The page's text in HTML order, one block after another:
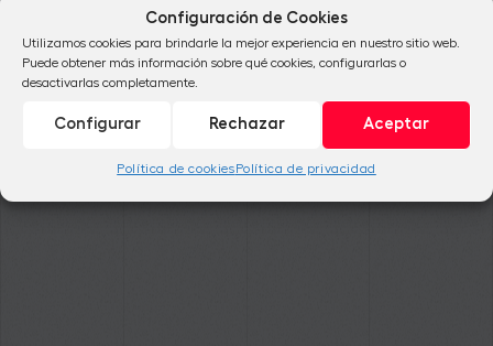
Configuración de Cookies
Utilizamos cookies para brindarle la mejor experiencia en nuestro sitio web.
Puede obtener más información sobre qué cookies, configurarlas o
desactivarlas completamente.
Aceptar
Rechazar
Configurar
Política de cookiesPolítica de privacidad